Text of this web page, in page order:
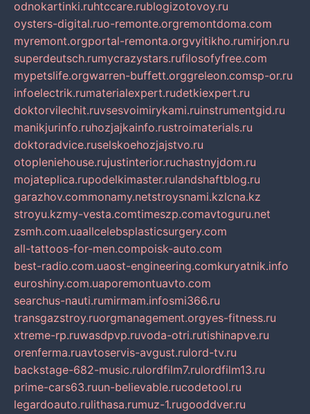
odnokartinki.ruhtccare.rublogizotovoy.ru
oysters-digital.ruo-remonte.orgremontdoma.com
myremont.orgportal-remonta.orgvyitikho.rumirjon.ru
superdeutsch.rumycrazystars.rufilosofyfree.com
mypetslife.orgwarren-buffett.orggreleon.comsp-or.ru
infoelectrik.rumaterialexpert.rudetkiexpert.ru
doktorvilechit.ruvsesvoimirykami.ruinstrumentgid.ru
manikjurinfo.ruhozjajkainfo.rustroimaterials.ru
doktoradvice.ruselskoehozjajstvo.ru
otopleniehouse.rujustinterior.ruchastnyjdom.ru
mojateplica.rupodelkimaster.rulandshaftblog.ru
garazhov.commonamy.netstroysnami.kzlcna.kz
stroyu.kzmy-vesta.comtimeszp.comavtoguru.net
zsmh.com.uaallcelebsplasticsurgery.com
all-tattoos-for-men.compoisk-auto.com
best-radio.com.uaost-engineering.comkuryatnik.info
euroshiny.com.uaporemontuavto.com
searchus-nauti.rumirmam.infosmi366.ru
transgazstroy.ruorgmanagement.orgyes-fitness.ru
xtreme-rp.ruwasdpvp.ruvoda-otri.rutishinapve.ru
orenferma.ruavtoservis-avgust.rulord-tv.ru
backstage-682-music.rulordfilm7.rulordfilm13.ru
prime-cars63.ruun-believable.rucodetool.ru
legardoauto.rulithasa.rumuz-1.rugooddver.ru